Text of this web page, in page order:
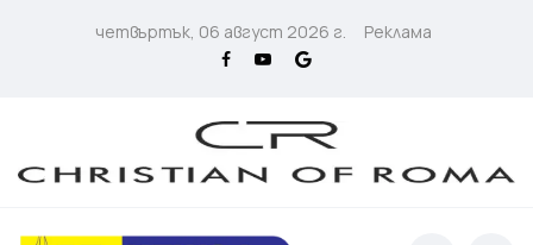
четвъртък, 06 август 2026 г. Реклама